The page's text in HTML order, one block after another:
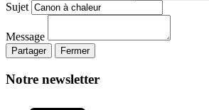
Sujet
Message
Partager Fermer
Notre newsletter